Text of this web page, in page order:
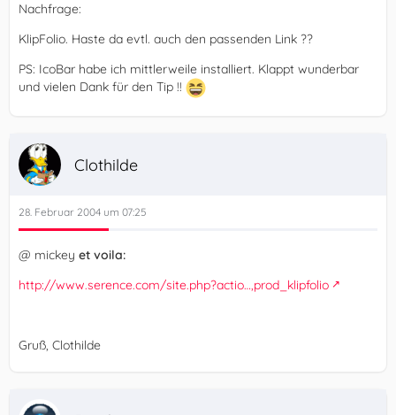
Nachfrage:
KlipFolio. Haste da evtl. auch den passenden Link ??
PS: IcoBar habe ich mittlerweile installiert. Klappt wunderbar
und vielen Dank für den Tip !!
Clothilde
28. Februar 2004 um 07:25
@ mickey et voila:
http://www.serence.com/site.php?actio…,prod_klipfolio
Gruß, Clothilde